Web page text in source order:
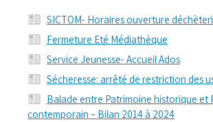
SICTOM- Horaires ouverture
Fermeture Eté Médiathèque
Service Jeunesse- Accueil Ados
Sécheresse: arrêté de restriction des
Balade entre Patrimoine historique et
contemporain – Bilan 2014 à 2024